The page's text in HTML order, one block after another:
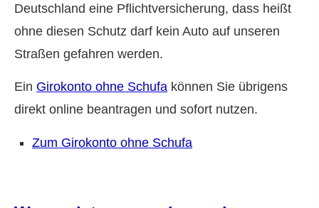
Deutschland eine Pflichtversicherung, dass heißt
ohne diesen Schutz darf kein Auto auf unseren
Straßen gefahren werden.
Ein Giro­konto ohne Schufa können Sie übrigens
direkt online beantragen und sofort nutzen.
Zum Giro­konto ohne Schufa